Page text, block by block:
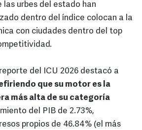
las urbes del estado han
dentro del índice colocan a la
con ciudades dentro del top
del ICU 2026 destacó a
que su motor es la
más alta de su categoría
del PIB de 2.73%,
propios de 46.84% (el más